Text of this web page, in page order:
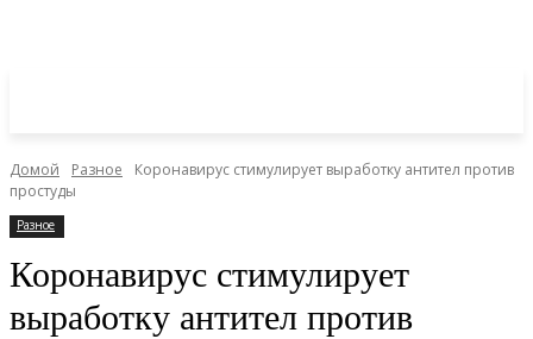
Домой Разное
Коронавирус стимулирует выработку антител против
простуды
Разное
Коронавирус стимулирует
выработку антител против